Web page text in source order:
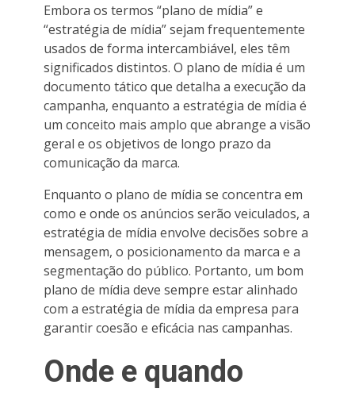
Embora os termos “plano de mídia” e
“estratégia de mídia” sejam frequentemente
usados de forma intercambiável, eles têm
significados distintos. O plano de mídia é um
documento tático que detalha a execução da
campanha, enquanto a estratégia de mídia é
um conceito mais amplo que abrange a visão
geral e os objetivos de longo prazo da
comunicação da marca.
Enquanto o plano de mídia se concentra em
como e onde os anúncios serão veiculados, a
estratégia de mídia envolve decisões sobre a
mensagem, o posicionamento da marca e a
segmentação do público. Portanto, um bom
plano de mídia deve sempre estar alinhado
com a estratégia de mídia da empresa para
garantir coesão e eficácia nas campanhas.
Onde e quando